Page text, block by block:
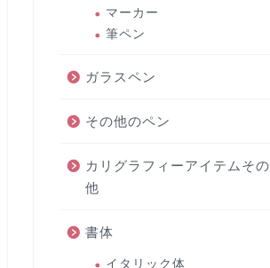
マーカー
筆ペン
ガラスペン
その他のペン
カリグラフィーアイテムその
他
書体
イタリック体